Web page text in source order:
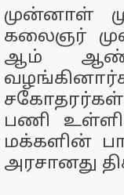
முன்னாள்
கலைஞர்
ஆம்
பணி
மக்களின்
அரசானது